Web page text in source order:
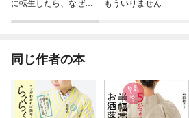
に転生したら、なぜか
もういりません
同じ作者の本